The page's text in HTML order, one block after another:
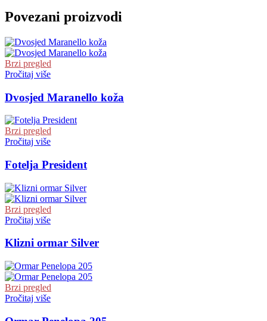
Povezani proizvodi
Brzi pregled
Pročitaj više
Dvosjed Maranello koža
Brzi pregled
Pročitaj više
Fotelja President
Brzi pregled
Pročitaj više
Klizni ormar Silver
Brzi pregled
Pročitaj više